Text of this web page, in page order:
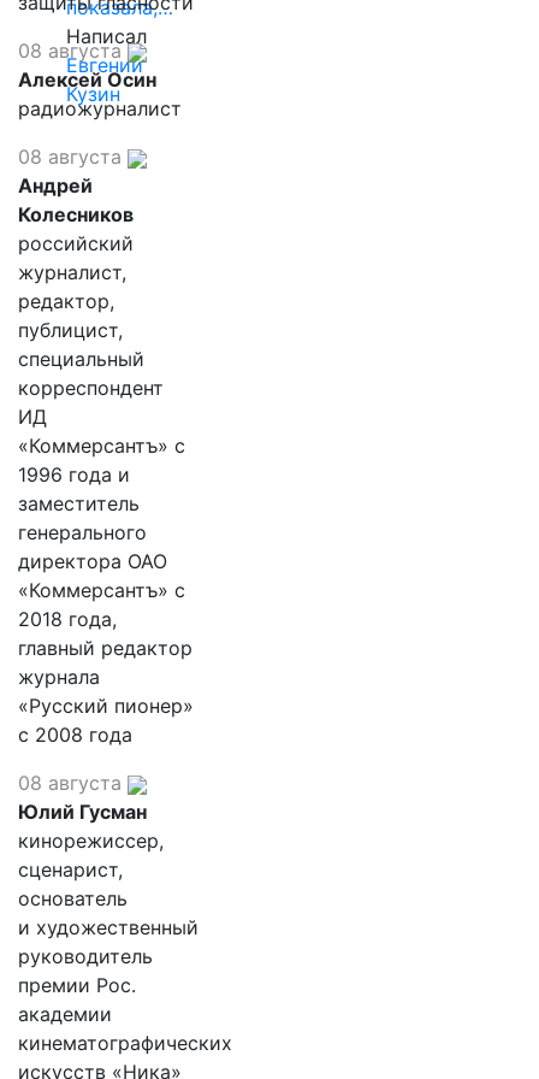
показала,…
Написал
Евгений
Кузин
08 августа
Алексей Осин
радиожурналист
08 августа
Андрей
Колесников
российский
журналист,
редактор,
публицист,
специальный
корреспондент
ИД
«Коммерсантъ» с
1996 года и
заместитель
генерального
директора ОАО
«Коммерсантъ» с
2018 года,
главный редактор
журнала
«Русский пионер»
с 2008 года
08 августа
Юлий Гусман
кинорежиссер,
сценарист,
основатель
и художественный
руководитель
премии Рос.
академии
кинематографических
искусств «Ника»